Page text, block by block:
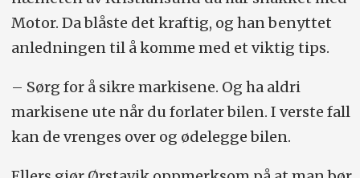
Motor. Da blåste det kraftig, og han benyttet
anledningen til å komme med et viktig tips.
– Sørg for å sikre markisene. Og ha aldri
markisene ute når du forlater bilen. I verste fall
kan de vrenges over og ødelegge bilen.